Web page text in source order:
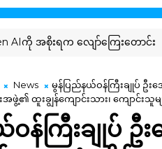
လျော်ကြေးတောင်း
News
မွန်ပြည်နယ်ဝန်ကြီးချုပ် ဦး
ဖွဲ့၏ ထူးချွန်ကျောင်းသား၊ ကျောင်းသူ
န်ကြီးချုပ် ဦ